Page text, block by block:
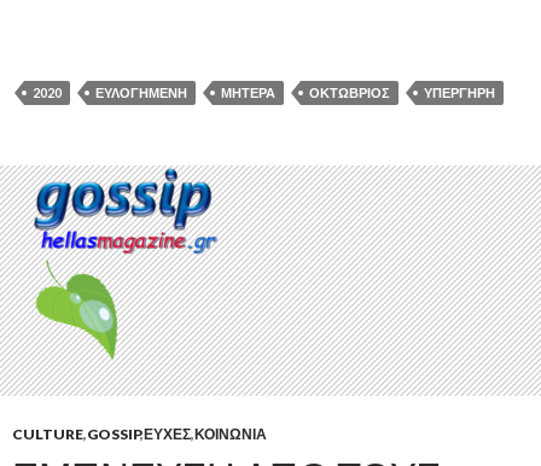
2020 ΕΥΛΟΓΗΜΈΝΗ ΜΗΤΈΡΑ ΟΚΤΏΒΡΙΟΣ ΥΠΈΡΓΗΡΗ
CULTURE,GOSSIP,ΕΥΧΈΣ,ΚΟΙΝΩΝΊΑ